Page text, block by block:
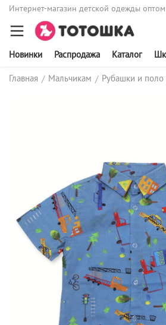
Интернет-магазин детской одежды
Новинки Распродажа Каталог
Главная / Мальчикам / Рубашки и поло